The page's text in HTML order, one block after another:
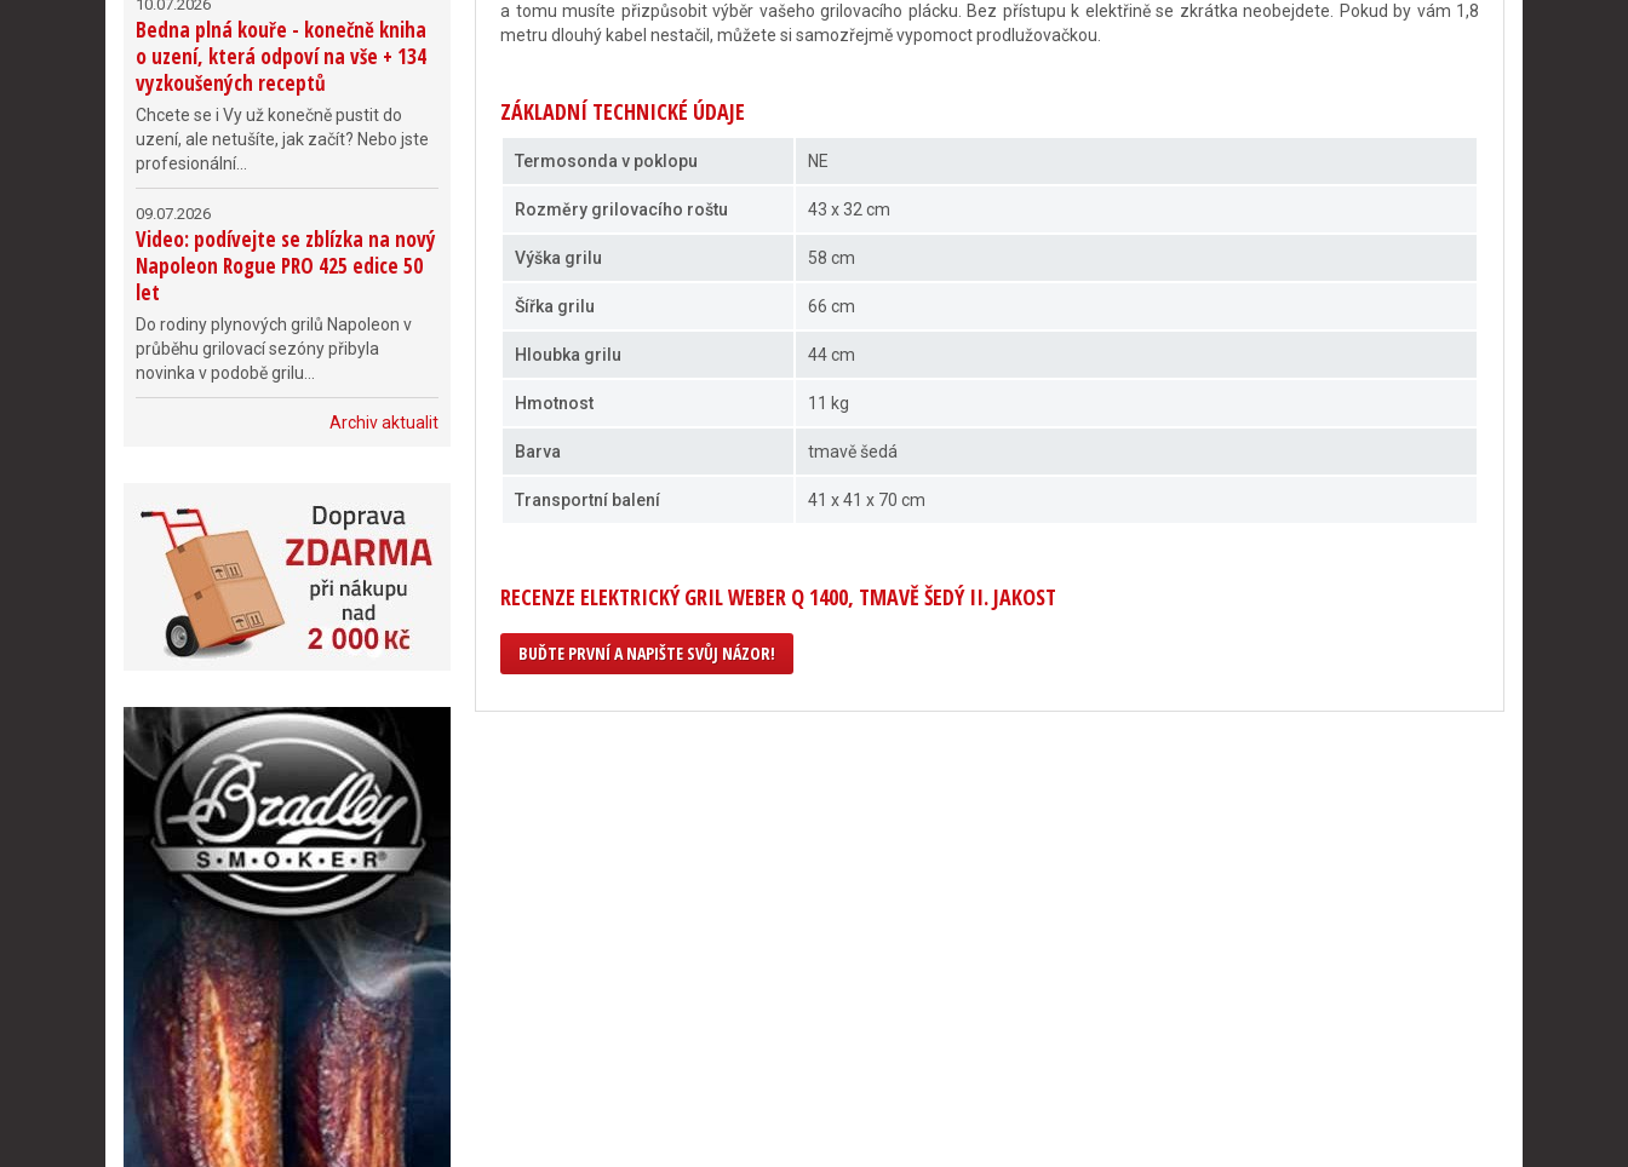
a tomu musíte přizpůsobit výběr vašeho grilovacího plácku. Bez přístupu k elektřině se zkrátka neobejdete. Pokud by vám 1,8
metru dlouhý kabel nestačil, můžete si samozřejmě vypomoct prodlužovačkou.
ZÁKLADNÍ TECHNICKÉ ÚDAJE
Termosonda v poklopu NE
Rozměry grilovacího roštu 43 x 32 cm
Výška grilu 58 cm
Šířka grilu 66 cm
Hloubka grilu 44 cm
Hmotnost 11 kg
Barva tmavě šedá
Transportní balení 41 x 41 x 70 cm
RECENZE ELEKTRICKÝ GRIL WEBER Q 1400, TMAVĚ ŠEDÝ II. JAKOST
BUĎTE PRVNÍ A NAPIŠTE SVŮJ NÁZOR!
10.07.2026
Bedna plná kouře - konečně kniha
o uzení, která odpoví na vše + 134
vyzkoušených receptů
Chcete se i Vy už konečně pustit do
uzení, ale netušíte, jak začít? Nebo jste
profesionální...
09.07.2026
Video: podívejte se zblízka na nový
Napoleon Rogue PRO 425 edice 50
let
Do rodiny plynových grilů Napoleon v
průběhu grilovací sezóny přibyla
novinka v podobě grilu...
Archiv aktualit